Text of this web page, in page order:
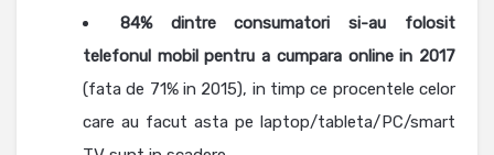
84% dintre consumatori si-au folosit
telefonul mobil pentru a cumpara online in 2017
(fata de 71% in 2015), in timp ce procentele celor
care au facut asta pe laptop/tableta/PC/smart